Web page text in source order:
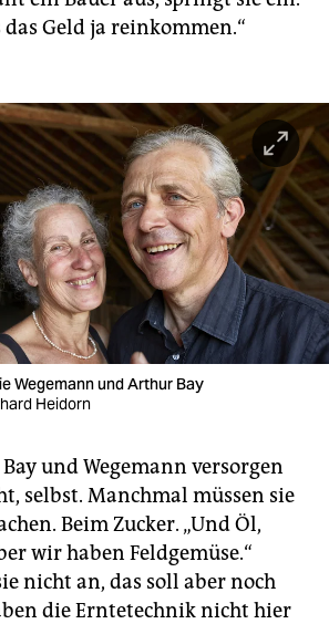
Geld ja reinkommen.“
Wegemann und Arthur Bay
Heidorn
Bay und Wegemann versorgen
selbst. Manchmal müssen sie
Beim Zucker. „Und Öl,
wir haben Feldgemüse.“
nicht an, das soll aber noch
die Erntetechnik nicht hier